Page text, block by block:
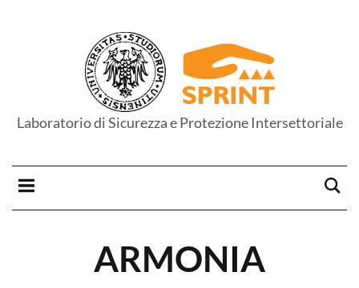
Laboratorio di Sicurezza e Protezione Intersettoriale
ARMONIA